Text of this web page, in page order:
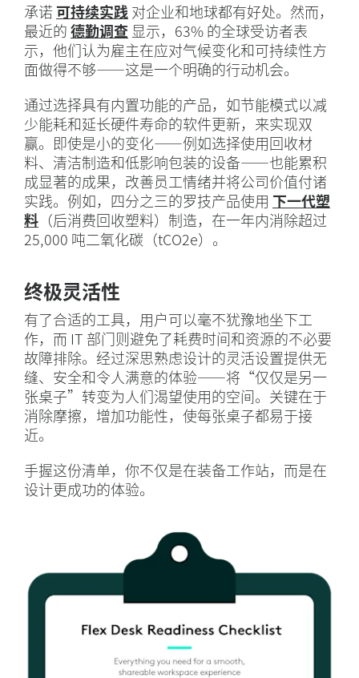
承诺 可持续实践 对企业和地球都有好处。然而，
最近的德勤调查 显示，63% 的全球受访者表
示，他们认为雇主在应对气候变化和可持续性方
面做得不够——这是一个明确的行动机会。
通过选择具有内置功能的产品，如节能模式以减
少能耗和延长硬件寿命的软件更新，来实现双
赢。即使是小的变化——例如选择使用回收材
料、清洁制造和低影响包装的设备——也能累积
成显著的成果，改善员工情绪并将公司价值付诸
实践。例如，四分之三的罗技产品使用 下一代塑
料 （后消费回收塑料）制造，在一年内消除超过
25,000 吨二氧化碳（tCO2e）。
终极灵活性
有了合适的工具，用户可以毫不犹豫地坐下工
作，而 IT 部门则避免了耗费时间和资源的不必要
故障排除。经过深思熟虑设计的灵活设置提供无
缝、安全和令人满意的体验——将“仅仅是另一
张桌子”转变为人们渴望使用的空间。关键在于
消除摩擦，增加功能性，使每张桌子都易于接
近。
手握这份清单，你不仅是在装备工作站，而是在
设计更成功的体验。